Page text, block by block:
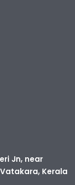
Jn, near
Kerala